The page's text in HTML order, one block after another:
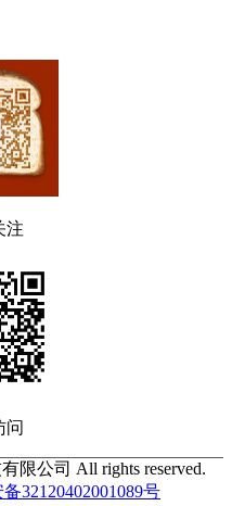
注
问
限公司 All rights reserved.
32120402001089号